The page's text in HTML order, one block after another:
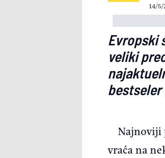
14/5/
Evropski
veliki
Najnoviji
vraća na